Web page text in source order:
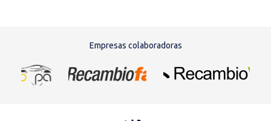
Empresas colaboradoras